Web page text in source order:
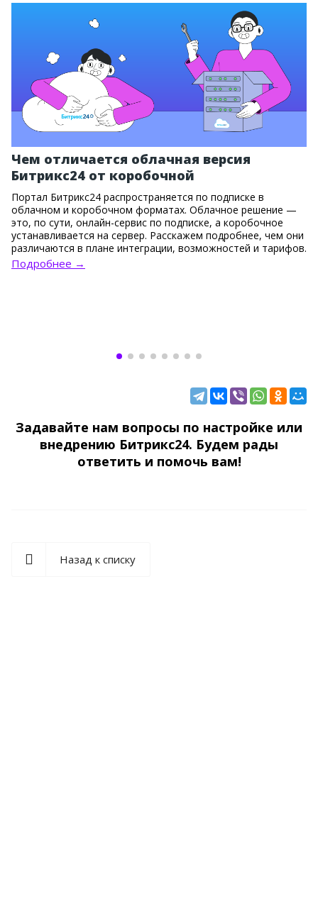
Чем отличается облачная версия
Битрикс24 от коробочной
Портал Битрикс24 распространяется по подписке в
облачном и коробочном форматах. Облачное решение —
это, по сути, онлайн-сервис по подписке, а коробочное
устанавливается на сервер. Расскажем подробнее, чем они
различаются в плане интеграции, возможностей и тарифов.
Подробнее →
Задавайте нам вопросы по настройке или
внедрению Битрикс24. Будем рады
ответить и помочь вам!
Назад к списку